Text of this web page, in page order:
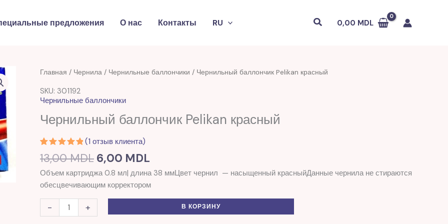
предложения О нас Контакты RU Поиск0,00 MDL
Главная / Чернила / Чернильные баллончики / Чернильный баллончик Pelikan красный
SKU: 301192
Чернильные баллончики
Чернильный баллончик Pelikan красный
Рейтинг
5.00из 5
опроса
1
пользователя
(1 отзыв клиента)
13,00MDL
Первоначальная
составляла
13,00 MDL.
6,00 MDL
Текущая
Объем картриджа 0.8 мл| длина 38 ммЦвет чернил — насыщенный красныйДанные чернила не стираются
обесцвечивающим корректором
-
Количество
Чернильный
баллончик
Pelikan
+ В КОРЗИНУ